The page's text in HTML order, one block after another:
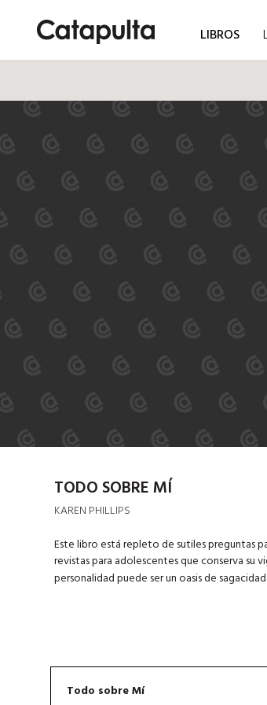
LIBROS
TODO SOBRE MÍ
KAREN PHILLIPS
Este libro está repleto de sutiles preguntas
revistas para adolescentes que conserva su
personalidad puede ser un oasis de
Todo sobre Mí